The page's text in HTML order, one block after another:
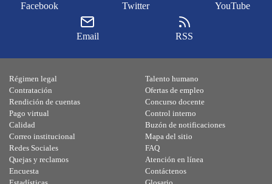
Facebook Twitter YouTube
Email RSS
Régimen legal
Contratación
Rendición de cuentas
Pago virtual
Calidad
Talento humano
Ofertas de empleo
Concurso docente
Control interno
Buzón de notificaciones
Correo institucional
Redes Sociales
Quejas y reclamos
Encuesta
Mapa del sitio
FAQ
Atención en línea
Contáctenos